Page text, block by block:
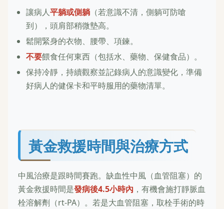
讓病人平躺或側躺 （若意識不清，側躺可防嗆
到），頭肩部稍微墊高。
鬆開緊身的衣物、腰帶、項鍊。
不要餵食任何東西（包括水、藥物、保健食品）。
保持冷靜，持續觀察並記錄病人的意識變化，準備
好病人的健保卡和平時服用的藥物清單。
黃金救援時間與治療方式
中風治療是跟時間賽跑。缺血性中風（血管阻塞）的
黃金救援時間是發病後4.5小時內 ，有機會施打靜脈血
栓溶解劑（rt-PA）。若是大血管阻塞，取栓手術的時